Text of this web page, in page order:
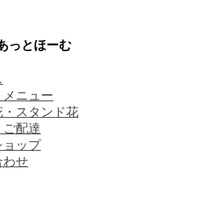
っとほーむ
メニュー
・スタンド花
ご配達
ョップ
わせ